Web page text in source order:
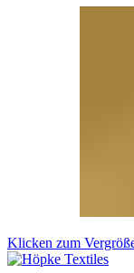
Klicken zum